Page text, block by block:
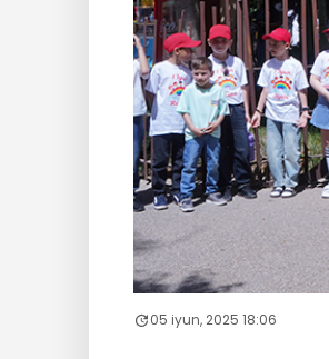
05 iyun, 2025 18:06